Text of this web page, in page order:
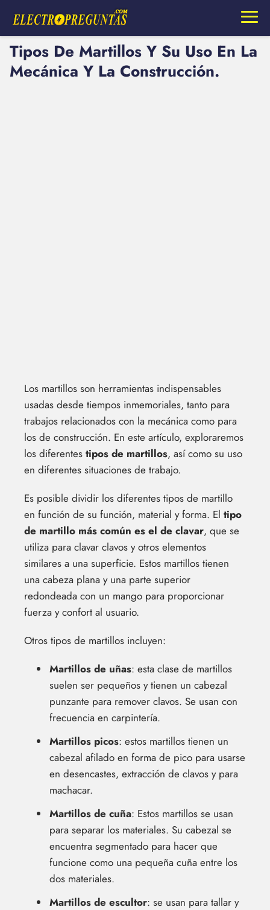
Tipos De Martillos Y Su Uso En La
Mecánica Y La Construcción.
Los martillos son herramientas indispensables
usadas desde tiempos inmemoriales, tanto para
trabajos relacionados con la mecánica como para
los de construcción. En este artículo, exploraremos
los diferentes tipos de martillos, así como su uso
en diferentes situaciones de trabajo.
Es posible dividir los diferentes tipos de martillo
en función de su función, material y forma. El tipo
de martillo más común es el de clavar, que se
utiliza para clavar clavos y otros elementos
similares a una superficie. Estos martillos tienen
una cabeza plana y una parte superior
redondeada con un mango para proporcionar
fuerza y ​​confort al usuario.
Otros tipos de martillos incluyen:
Martillos de uñas: esta clase de martillos
suelen ser pequeños y tienen un cabezal
punzante para remover clavos. Se usan con
frecuencia en carpintería.
Martillos picos: estos martillos tienen un
cabezal afilado en forma de pico para usarse
en desencastes, extracción de clavos y para
machacar.
Martillos de cuña: Estos martillos se usan
para separar los materiales. Su cabezal se
encuentra segmentado para hacer que
funcione como una pequeña cuña entre los
dos materiales.
Martillos de escultor: se usan para tallar y